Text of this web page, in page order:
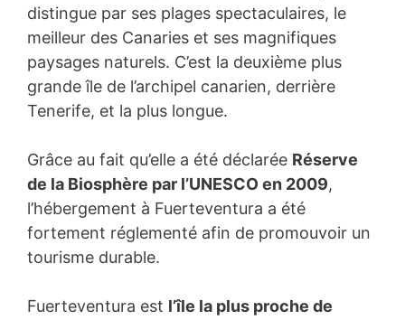
distingue par ses plages spectaculaires, le
meilleur des Canaries et ses magnifiques
paysages naturels. C’est la deuxième plus
grande île de l’archipel canarien, derrière
Tenerife, et la plus longue.
Grâce au fait qu’elle a été déclarée Réserve
de la Biosphère par l’UNESCO en 2009,
l’hébergement à Fuerteventura a été
fortement réglementé afin de promouvoir un
tourisme durable.
Fuerteventura est l’île la plus proche de